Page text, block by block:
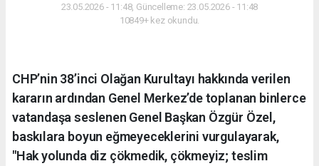
23.05.2026 - 11:48, Güncelleme: 23.05.2026 - 11:48
10849+ kez okundu.
CHP’nin 38’inci Olağan Kurultayı hakkında verilen
kararın ardından Genel Merkez’de toplanan binlerce
vatandaşa seslenen Genel Başkan Özgür Özel,
baskılara boyun eğmeyeceklerini vurgulayarak,
"Hak yolunda diz çökmedik, çökmeyiz; teslim